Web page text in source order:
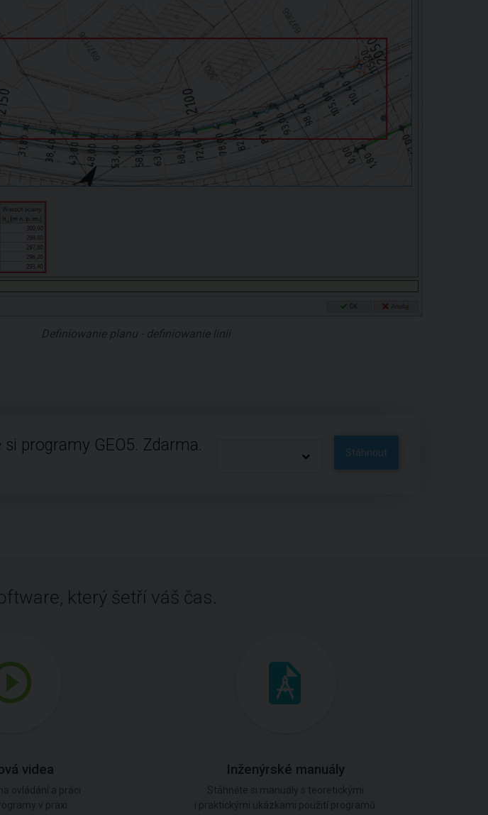
Definiowanie planu - definiowanie linii
programy GEO5. Zdarma. Stáhnout
který šetří váš čas.
videa Inženýrské manuály